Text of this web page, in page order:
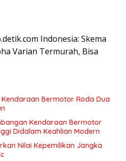
Indonesia: Skema
Varian Termurah, Bisa
Kendaraan Bermotor Roda Dua
Kendaraan Bermotor
Didalam Keahlian Modern
Nilai Kepemilikan Jangka